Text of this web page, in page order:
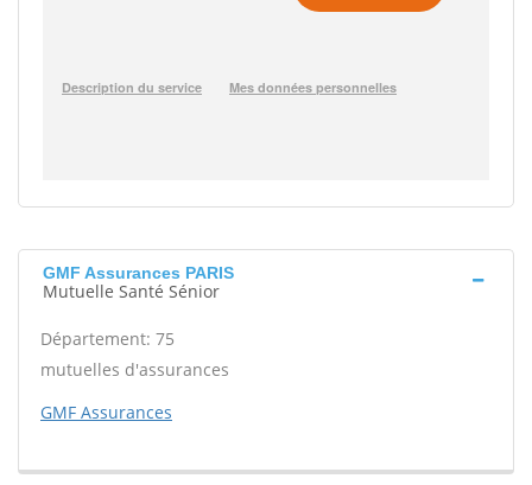
GMF Assurances PARIS
Mutuelle Santé Sénior
Département: 75
mutuelles d'assurances
GMF Assurances